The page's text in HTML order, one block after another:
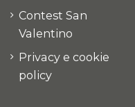
Contest San
Valentino
Privacy e cookie
policy